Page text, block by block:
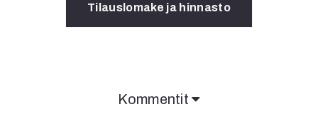
Tilauslomake ja hinnasto
Kommentit